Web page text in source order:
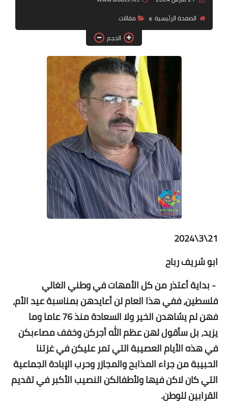
الصفحة الرئيسية
مقالات
الحجم
21\3\2024
ابو شريف رباح
- بداية أعتذر من كل الأمهات في وطني الغالي
فلسطين، ففي هذا العام لن أعايدهن بمناسبة عيد الأم،
فهن لم يشاهدن الخير ولا السعادة منذ 76 عاما وما
يزيد، بل سأقول لهن عظم الله أجركن وخفف مصاءبكن
في هذه الأيام العصيبة التي تمر عليكن في غزتنا
الحبيبة من جراء المذابح والمجازر وحرب الإبادة الجماعية
التي كان لاكن فيها ولأطفالكن النصيب الأكبر في تقديم
القرابين للوطن.